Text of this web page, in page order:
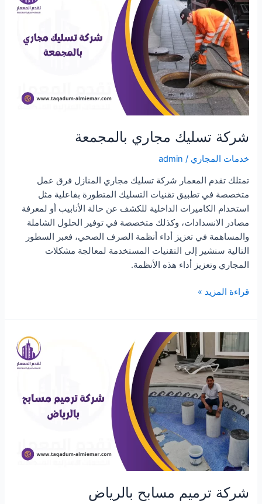
بحائل
شركة تسليك مجاري بالمجمعة
خدمات المجاري /
admin
تمتلك تقدم المعمار شركة تسليك مجاري المنازل فرق عمل
متخصصة في تطبيق تقنيات التسليك المتطورة بفاعلية مثل
استخدام الكاميرات الداخلية للكشف عن حالة الأنابيب أو لمعرفة
مصادر الانسدادات، وكذلك متخصصة في توفير الحلول الشاملة
والمساهمة في تعزيز أداء أنظمة الصرف الصحي، فعبر السطور
التالية سنشير إلى التقنيات المستخدمة لمعالجة مشكلات
المجاري وتعزيز أداء هذه الأنظمة.
شركة
مجاري
بالمجمعة
قراءة المزيد »
شركة ترميم مسابح بالرياض